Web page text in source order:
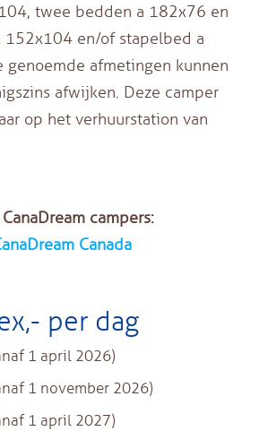
twee bedden a 182x76 en
152x104 en/of stapelbed a
genoemde afmetingen kunnen
afwijken. Deze camper
op het verhuurstation van
campers:
Canada
per dag
1 april 2026)
1 november 2026)
1 april 2027)